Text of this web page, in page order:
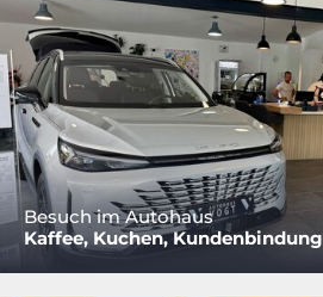
Besuch im Autohaus
Kaffee, Kuchen, Kundenbindung